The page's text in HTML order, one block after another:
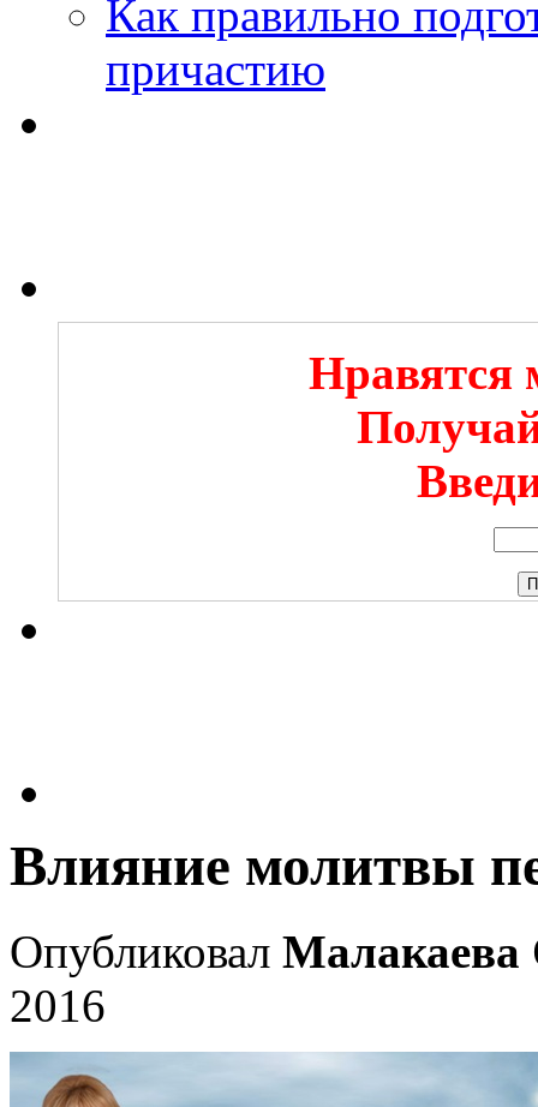
Как правильно
причастию
Нравятся
Влияние молитвы
Опубликовал Малакаева
2016